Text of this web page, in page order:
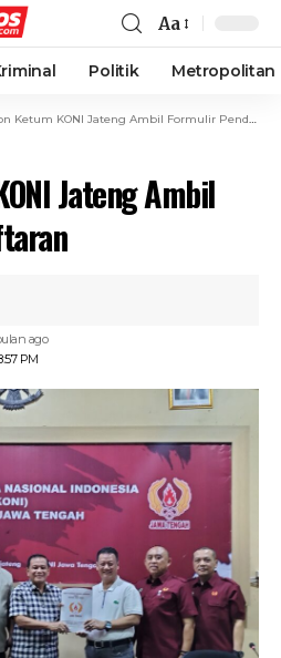
Aa
Politik Metropolitan
Ketum KONI Jateng Ambil Formulir Pendaftaran
Jateng Ambil
PM
ago